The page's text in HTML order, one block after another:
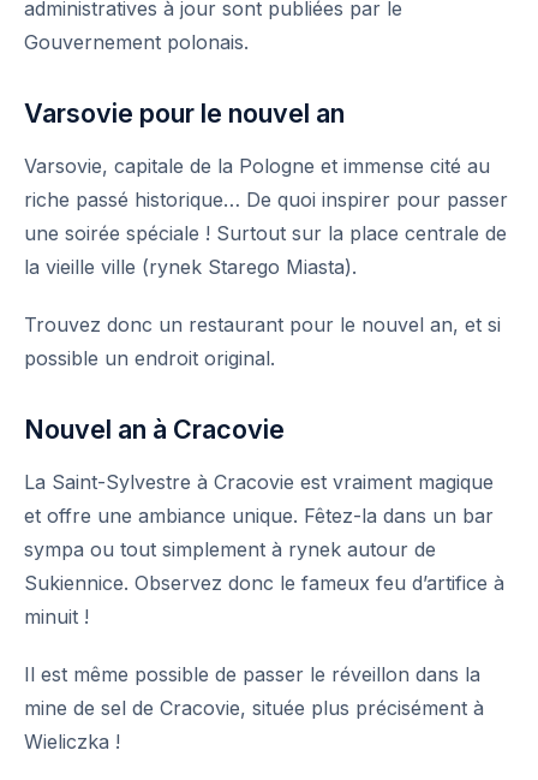
administratives à jour sont publiées par le
Gouvernement polonais.
Varsovie pour le nouvel an
Varsovie, capitale de la Pologne et immense cité au
riche passé historique… De quoi inspirer pour passer
une soirée spéciale ! Surtout sur la place centrale de
la vieille ville (rynek Starego Miasta).
Trouvez donc un restaurant pour le nouvel an, et si
possible un endroit original.
Nouvel an à Cracovie
La Saint-Sylvestre à Cracovie est vraiment magique
et offre une ambiance unique. Fêtez-la dans un bar
sympa ou tout simplement à rynek autour de
Sukiennice. Observez donc le fameux feu d’artifice à
minuit !
Il est même possible de passer le réveillon dans la
mine de sel de Cracovie, située plus précisément à
Wieliczka !